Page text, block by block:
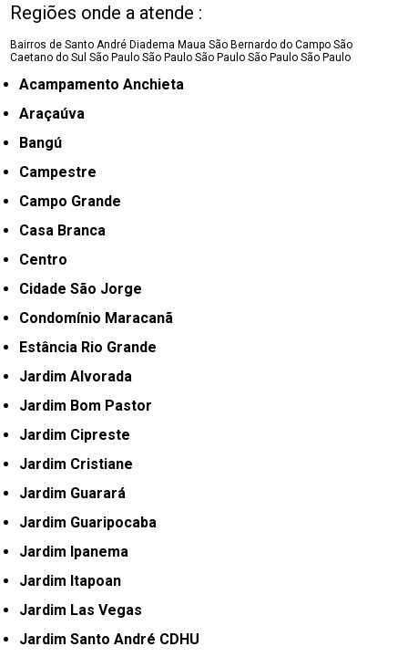
Regiões onde a atende :
Bairros de Santo André Diadema Maua São Bernardo do Campo São
Caetano do SulSão Paulo São Paulo São Paulo São Paulo São Paulo
Acampamento Anchieta
Araçaúva
Bangú
Campestre
Campo Grande
Casa Branca
Centro
Cidade São Jorge
Condomínio Maracanã
Estância Rio Grande
Jardim Alvorada
Jardim Bom Pastor
Jardim Cipreste
Jardim Cristiane
Jardim Guarará
Jardim Guaripocaba
Jardim Ipanema
Jardim Itapoan
Jardim Las Vegas
Jardim Santo André CDHU